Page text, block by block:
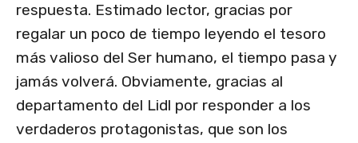
respuesta. Estimado lector, gracias por
regalar un poco de tiempo leyendo el tesoro
más valioso del Ser humano, el tiempo pasa y
jamás volverá. Obviamente, gracias al
departamento del Lidl por responder a los
verdaderos protagonistas, que son los